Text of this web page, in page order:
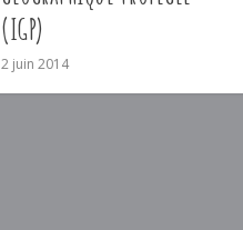
(IGP)
2 juin 2014